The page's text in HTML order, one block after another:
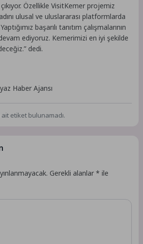
Özellikle VisitKemer projemiz
ulusal ve uluslararası platformlarda
başarılı tanıtım çalışmalarının
ediyoruz. Kemerimizi en iyi şekilde
dedi.
Haber Ajansı
ait etiket bulunamadı.
Gerekli alanlar* ile